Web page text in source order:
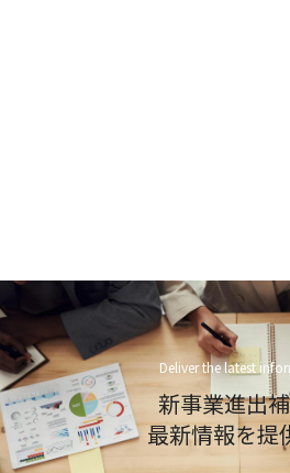
Deliver the latest
新事業進出
最新情報を提